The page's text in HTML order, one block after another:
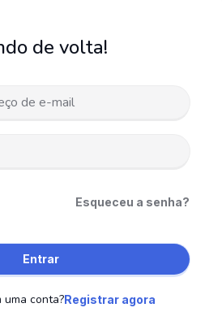
de volta!
Esqueceu a senha?
Entrar
conta?Registrar agora